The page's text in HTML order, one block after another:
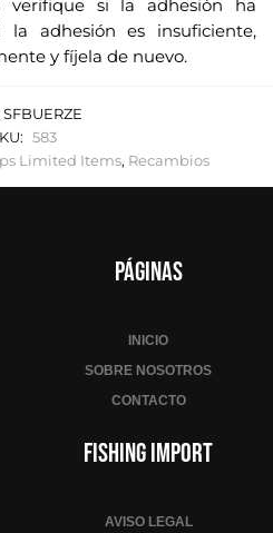
si la adhesión ha
la adhesión es insuficiente,
y fíjela de nuevo.
SFBUERZE
583
Limited Items, Recambios
Páginas
INICIO
SOBRE NOSOTROS
CONTACTO
Fishing Import
AVISO LEGAL